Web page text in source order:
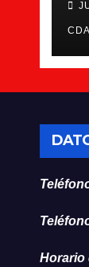
Horario